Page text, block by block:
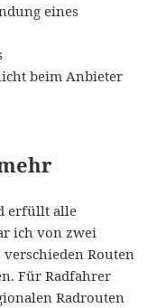
eines
beim Anbieter
erfüllt alle
ich von zwei
verschieden Routen
Für Radfahrer
Radrouten